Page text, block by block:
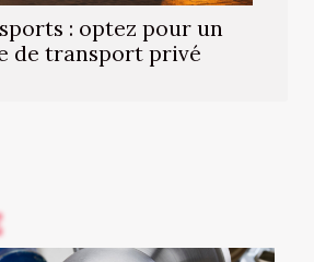
: optez pour un
de transport privé